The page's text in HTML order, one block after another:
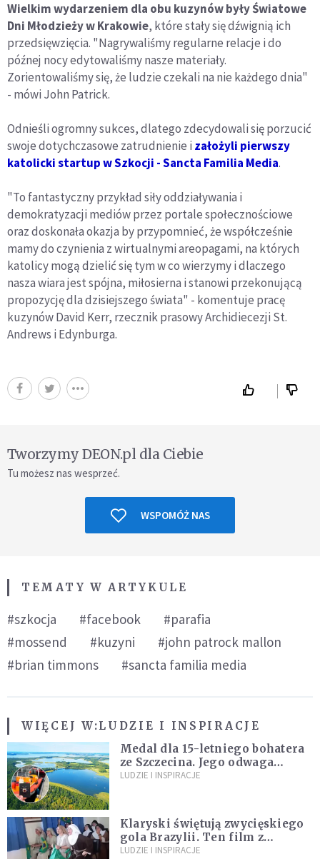
Wielkim wydarzeniem dla obu kuzynów były Światowe
Dni Młodzieży w Krakowie, które stały się dźwignią ich
przedsięwzięcia. "Nagrywaliśmy regularne relacje i do
późnej nocy edytowaliśmy nasze materiały.
Zorientowaliśmy się, że ludzie czekali na nie każdego dnia"
- mówi John Patrick.
Odnieśli ogromny sukces, dlatego zdecydowali się porzucić
swoje dotychczasowe zatrudnienie i założyli pierwszy
katolicki startup w Szkocji - Sancta Familia Media.
"To fantastyczny przykład siły oddziaływania i
demokratyzacji mediów przez portale społecznościowe
oraz doskonała okazja by przypomnieć, że współcześnie
mamy do czynienia z wirtualnymi areopagami, na których
katolicy mogą dzielić się tym w co wierzymy i dlaczego
nasza wiara jest spójna, miłosierna i stanowi przekonującą
propozycję dla dzisiejszego świata" - komentuje pracę
kuzynów David Kerr, rzecznik prasowy Archidiecezji St.
Andrews i Edynburga.
Tworzymy DEON.pl dla Ciebie
Tu możesz nas wesprzeć.
WSPOMÓŻ NAS
TEMATY W ARTYKULE
#szkocja #facebook
#parafia
#mossend
#kuzyni
#john patrock mallon
#brian timmons
#sancta familia media
WIĘCEJ W:LUDZIE I INSPIRACJE
Medal dla 15-letniego bohatera
ze Szczecina. Jego odwaga
ocaliła ludzkie życie
LUDZIE I INSPIRACJE
Klaryski świętują zwycięskiego
gola Brazylii. Ten film z
zakonnicami obejrzały już
LUDZIE I INSPIRACJE